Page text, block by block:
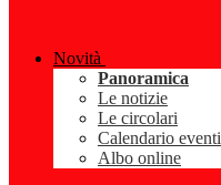
Novità
Panoramica
Le notizie
Le circolari
Calendario eventi
Albo online